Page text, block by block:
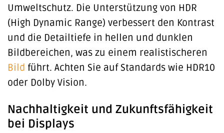
Umweltschutz. Die Unterstützung von HDR
(High Dynamic Range) verbessert den Kontrast
und die Detailtiefe in hellen und dunklen
Bildbereichen, was zu einem realistischeren
Bild führt. Achten Sie auf Standards wie HDR10
oder Dolby Vision.
Nachhaltigkeit und Zukunftsfähigkeit
bei Displays